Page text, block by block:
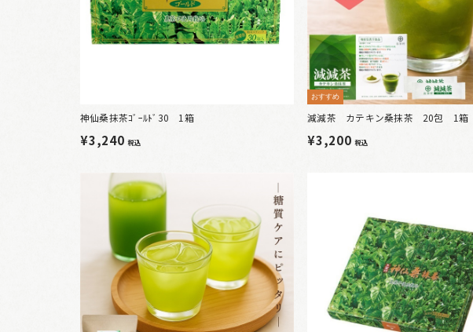
神仙桑抹茶ｺﾞｰﾙﾄﾞ30 1箱
¥3,240税込
おすすめ
減減茶 カテキン桑抹茶 20包 1箱
¥3,200税込